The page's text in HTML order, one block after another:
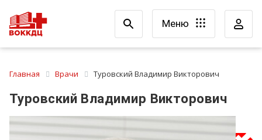
Меню
Главная Врачи Туровский Владимир Викторович
Туровский Владимир Викторович